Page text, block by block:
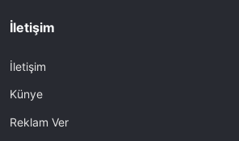
İletişim
İletişim
Künye
Reklam Ver